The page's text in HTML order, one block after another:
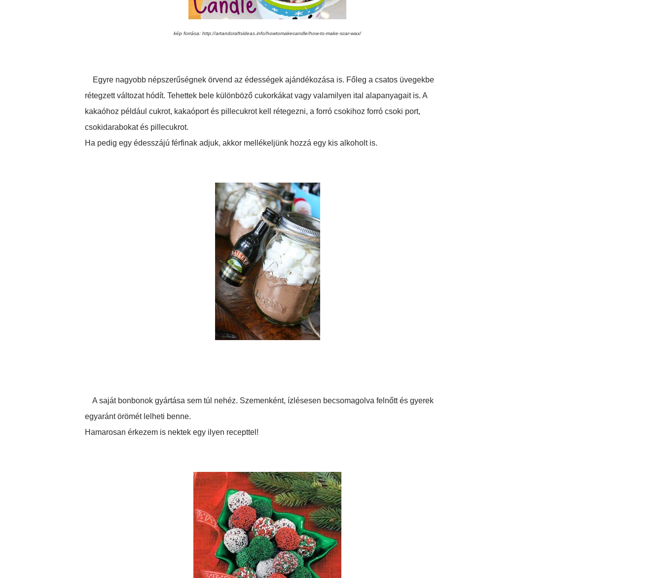
kép forrása: http://artandcraftsideas.info/howtomakecandle/how-to-make-scar-wax/
Egyre nagyobb népszerűségnek örvend az édességek ajándékozása is. Főleg a csatos üvegekbe
rétegzett változat hódít. Tehettek bele különböző cukorkákat vagy valamilyen ital alapanyagait is. A
kakaóhoz például cukrot, kakaóport és pillecukrot kell rétegezni, a forró csokihoz forró csoki port,
csokidarabokat és pillecukrot.
Ha pedig egy édesszájú férfinak adjuk, akkor mellékeljünk hozzá egy kis alkoholt is.
A saját bonbonok gyártása sem túl nehéz. Szemenként, ízlésesen becsomagolva felnőtt és gyerek
egyaránt örömét lelheti benne.
Hamarosan érkezem is nektek egy ilyen recepttel!